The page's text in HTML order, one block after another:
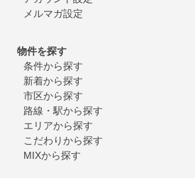
メルマガ設定
物件を探す
条件から探す
新着から探す
市区から探す
路線・駅から探す
エリアから探す
こだわりから探す
MIXから探す